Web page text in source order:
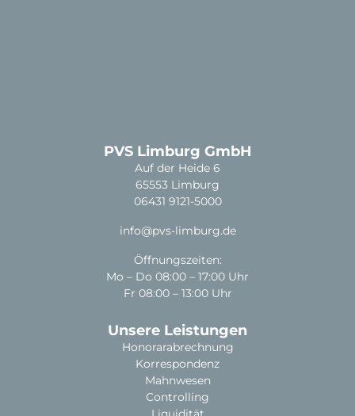
PVS Limburg GmbH
Auf der Heide 6
65553 Limburg
06431 9121-5000
info@pvs-limburg.de
Öffnungszeiten:
Mo – Do 08:00 – 17:00 Uhr
Fr 08:00 – 13:00 Uhr
Unsere Leistungen
Honorarabrechnung
Korrespondenz
Mahnwesen
Controlling